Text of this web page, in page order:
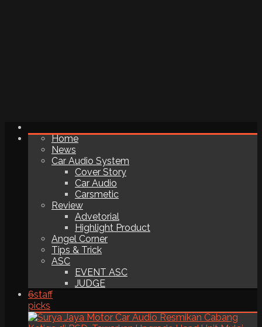
Home
News
Car Audio System
Cover Story
Car Audio
Carsmetic
Review
Advetorial
Highlight Product
Angel Corner
Tips & Trick
ASC
EVENT ASC
JUDGE
6staff
picks